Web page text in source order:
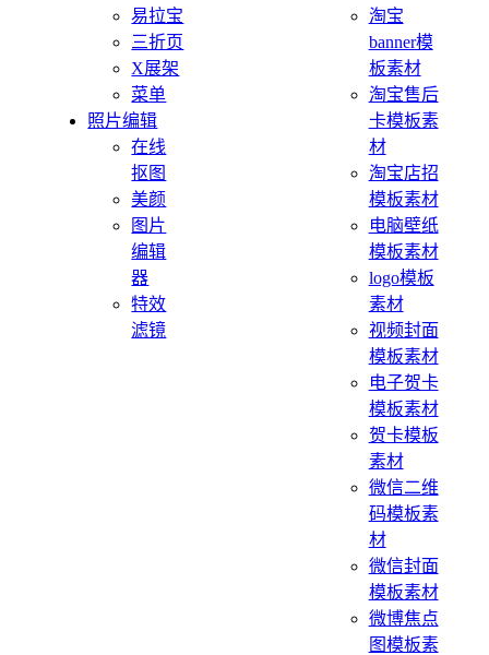
易拉宝
三折页
X展架
菜单
照片编辑
在线
抠图
美颜
图片
编辑
器
特效
滤镜
淘宝
banner模
板素材
淘宝售后
卡模板素
材
淘宝店招
模板素材
电脑壁纸
模板素材
logo模板
素材
视频封面
模板素材
电子贺卡
模板素材
贺卡模板
素材
微信二维
码模板素
材
微信封面
模板素材
微博焦点
图模板素